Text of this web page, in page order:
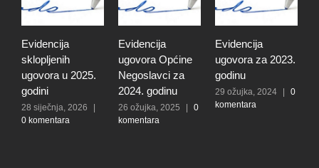
Evidencija
sklopljenih
ugovora u 2025.
godini
28 siječnja, 2026
0 komentara
Evidencija
ugovora Općine
Negoslavci za
2024. godinu
26 ožujka, 2025
0
komentara
Evidencija
ugovora za 2023.
godinu
29 ožujka, 2024
0
komentara